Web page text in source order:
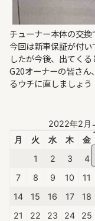
チューナー本体の交換
今回は新車保証が付
したが今後、出てくる
G20オーナーの皆さん
るウチに直しましょう
2022年2月
月
火 水 木 金
1
2 3 4
7
8 9 10 11
14
15 16 17 18
21
22 23 24 25